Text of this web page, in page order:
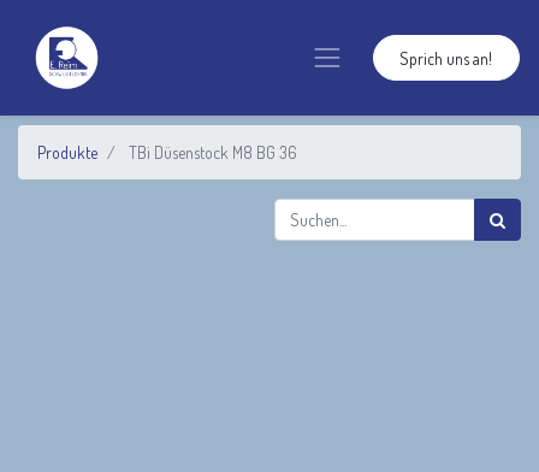
Sprich uns an!
Produkte TBi Düsenstock M8 BG 36